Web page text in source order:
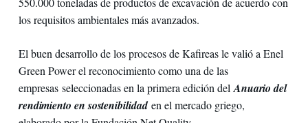
los requisitos ambientales más avanzados.
El buen desarrollo de los procesos de Kafireas le valió a Enel
Green Power el reconocimiento como una de las
empresas seleccionadas en la primera edición del Anuario del
rendimiento en sostenibilidaden el mercado griego,